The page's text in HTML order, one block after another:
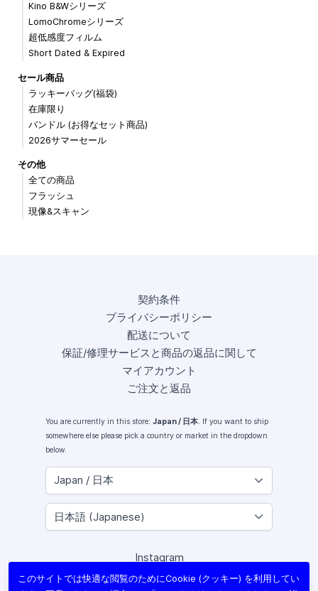
Kino B&Wシリーズ
LomoChromeシリーズ
超低感度フィルム
Short Dated & Expired
セール商品
ラッキーバッグ(福袋)
在庫限り
バンドル (お得なセット商品)
2026サマーセール
その他
全ての商品
フラッシュ
現像&スキャン
契約条件
プライバシーポリシー
配送について
保証/修理サービスと商品の返品に関して
マイアカウント
ご注文と返品
You are currently in this store: Japan / 日本. If you want to ship
somewhere else please pick a country or market in the dropdown
below.
Instagram
Facebook
このサイトでは快適な閲覧のためにCookie (クッキー) を利用してい